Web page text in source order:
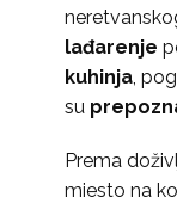
lađarenje
kuhinja,
su
Prema
mjesto na